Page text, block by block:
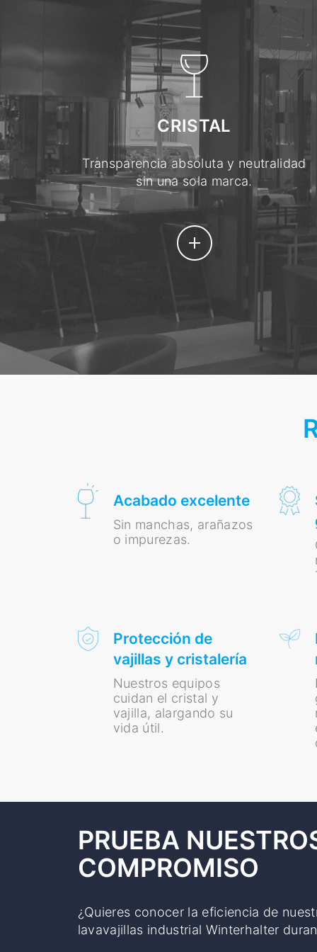
CRISTAL
Transparencia absoluta y neutralidad
sin una sola marca.
Acabado excelente
Sin manchas, arañazos
o impurezas.
Protección de
vajillas y cristalería
Nuestros equipos
cuidan el cristal y
vajilla, alargando su
vida útil.
PRUEBA
COMPROMISO
¿Quieres conocer la eficiencia de
lavavajillas industrial Winterhalter